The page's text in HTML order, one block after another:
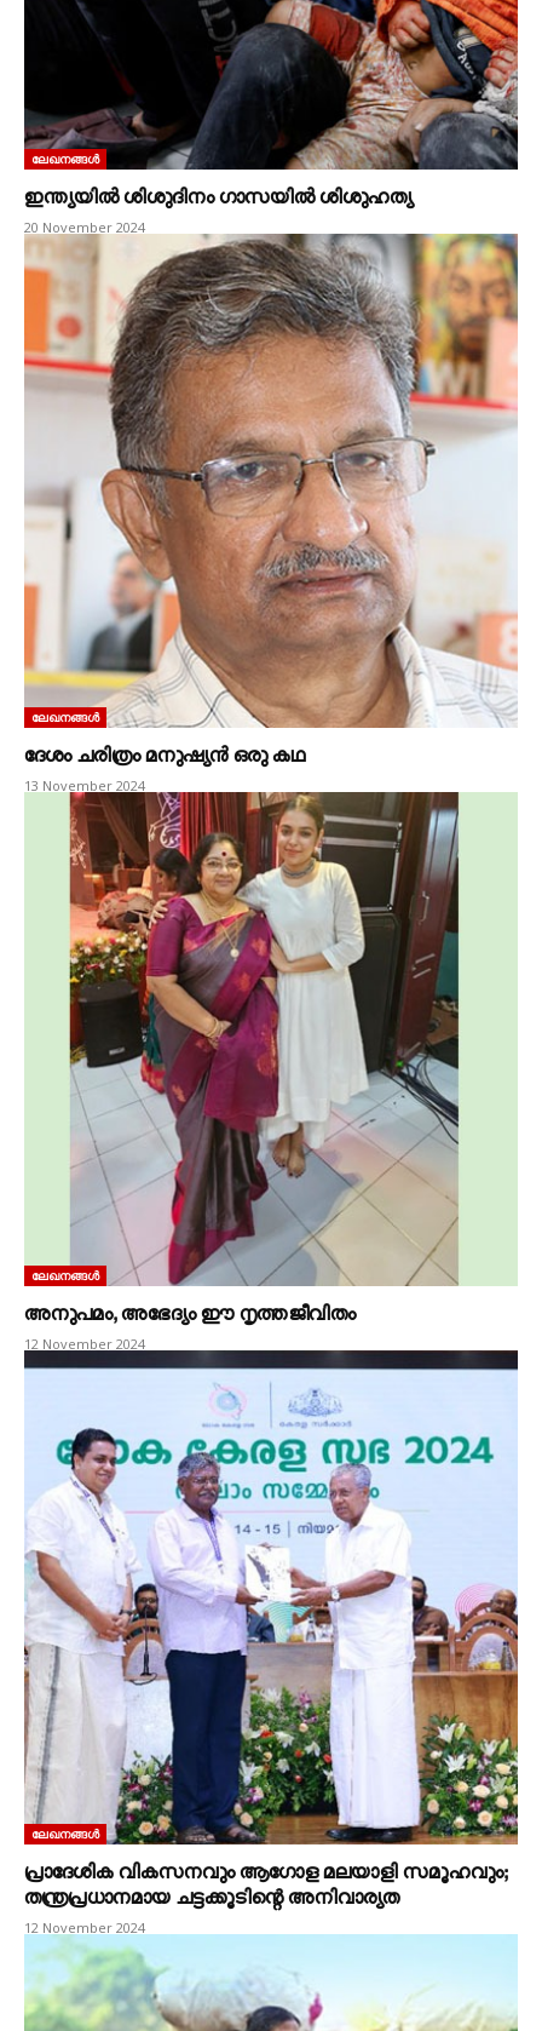
ലേഖനങ്ങൾ
ഇന്ത്യയിൽ ശിശുദിനം ഗാസയിൽ ശിശുഹത്യ
20 November 2024
ലേഖനങ്ങൾ
ദേശം ചരിത്രം മനുഷ്യൻ ഒരു കഥ
13 November 2024
ലേഖനങ്ങൾ
അനുപമം, അഭേദ്യം ഈ നൃത്തജീവിതം
12 November 2024
ലേഖനങ്ങൾ
പ്രാദേശിക വികസനവും ആഗോള മലയാളി സമൂഹവും;
തന്ത്രപ്രധാനമായ ചട്ടക്കൂടിന്റെ അനിവാര്യത
12 November 2024